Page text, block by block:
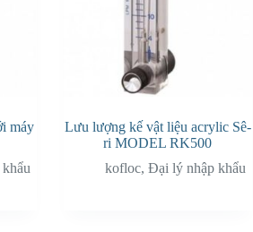
máy
Lưu lượng kế vật liệu acrylic Sê-
ri MODEL RK500
kofloc,Đại lý nhập khẩu